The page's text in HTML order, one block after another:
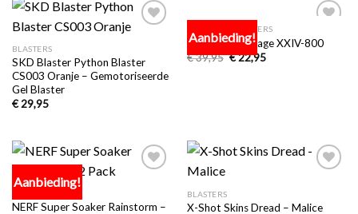
Toevoegen
verlanglijst
BLASTERS
SKD Blaster Python Blaster
CS003 Oranje – Gemotoriseerde
Gel Blaster
€29,95
Aanbieding!
aan
BALLETJES BLASTERS
NERF Rival Mirage XXIV-800
€39,95 €22,95
Aanbieding!
verlanglijst
NERF Super Soaker Rainstorm –
verlanglijst
BLASTERS
X-Shot Skins Dread – Malice